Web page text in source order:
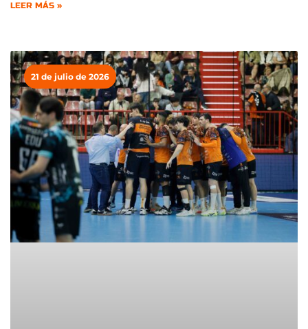
LEER MÁS »
21 de julio de 2026